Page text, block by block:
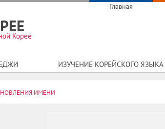
Главная
Корее
ИЗУЧЕНИЕ КОРЕЙСКОГО ЯЗЫКА
ИМЕНИ